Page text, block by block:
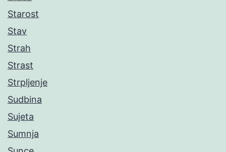
Starost
Stav
Strah
Strast
Strpljenje
Sudbina
Sujeta
Sumnja